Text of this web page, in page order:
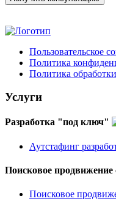
Пользовательское
Политика
Политика
Услуги
Разработка "под ключ"
Аутстафинг
Поисковое продвижение
Поисковое